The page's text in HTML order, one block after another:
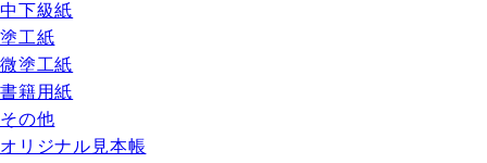
中下級紙
塗工紙
微塗工紙
書籍用紙
その他
オリジナル見本帳